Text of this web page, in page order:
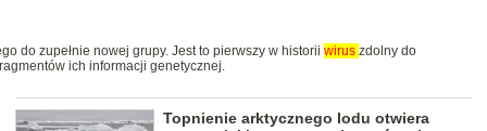
do zupełnie nowej grupy. Jest to pierwszy w historii wirus zdolny do
ich informacji genetycznej.
Topnienie arktycznego lodu otwiera